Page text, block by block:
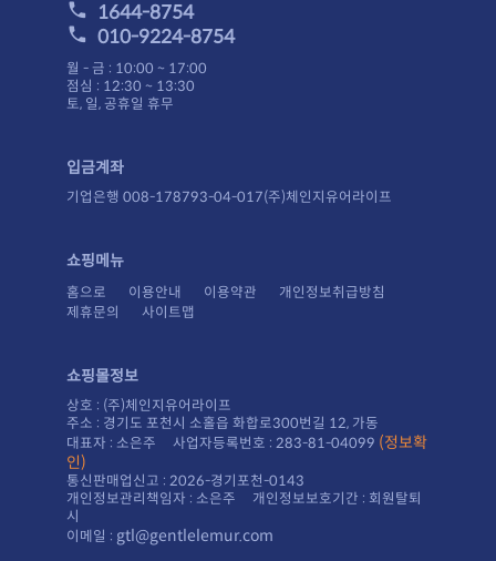
1644-8754
010-9224-8754
월 - 금 : 10:00 ~ 17:00
점심 : 12:30 ~ 13:30
토, 일, 공휴일 휴무
입금계좌
기업은행 008-178793-04-017(주)체인지유어라이프
쇼핑메뉴
홈으로 이용안내 이용약관
개인정보취급방침
제휴문의
사이트맵
쇼핑몰정보
상호 : (주)체인지유어라이프
주소 : 경기도 포천시 소홀읍 화합로300번길 12, 가동
대표자 : 소은주 사업자등록번호 : 283-81-04099
인)
통신판매업신고 : 2026-경기포천-0143
시
이메일 : gtl@gentlelemur.com